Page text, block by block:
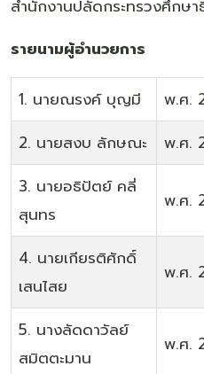
สำนักงานปลัดกระทรวงศึกษ
รายนามผู้อำนวยการ
1. นายณรงค์ บุญมี
พ.ศ.
2. นายสงบ ลักษณะ
พ.ศ.
3. นายอธิปัตย์ คลี่
สุนทร
พ.ศ.
4. นายเกียรติศักดิ์
เสนไสย
พ.ศ.
5. นางลัดดาวัลย์
สมิตตะมาน
พ.ศ.